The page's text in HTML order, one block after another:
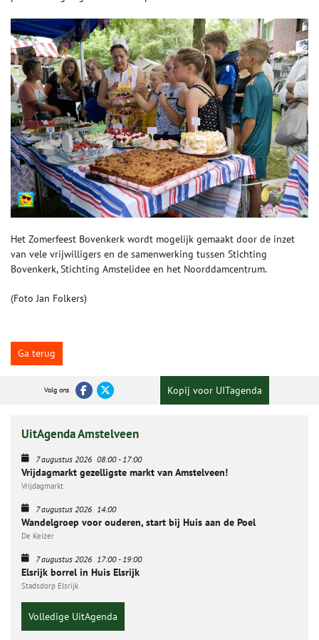
Het Zomerfeest Bovenkerk wordt mogelijk gemaakt door de inzet
van vele vrijwilligers en de samenwerking tussen Stichting
Bovenkerk, Stichting Amstelidee en het Noorddamcentrum.
(Foto Jan Folkers)
Ga terug
Volg ons Kopij voor UITagenda
UitAgenda Amstelveen
7 augustus 2026 08:00- 17:00
Vrijdagmarkt gezelligste markt van Amstelveen!
Vrijdagmarkt
7 augustus 2026 14:00
Wandelgroep voor ouderen, start bij Huis aan de Poel
De Keizer
7 augustus 2026 17:00- 19:00
Elsrijk borrel in Huis Elsrijk
Stadsdorp Elsrijk
Volledige UitAgenda